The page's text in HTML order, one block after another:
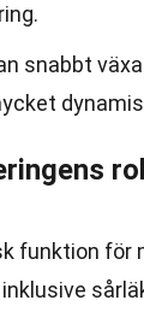
snabbt
funktion för